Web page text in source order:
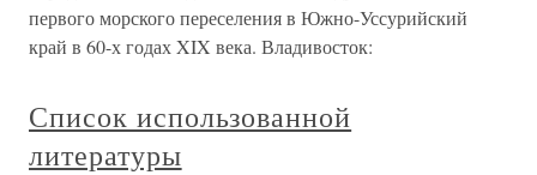
первого морского переселения в Южно-Уссурийский
край в 60-х годах XIX века. Владивосток:
Список использованной
литературы